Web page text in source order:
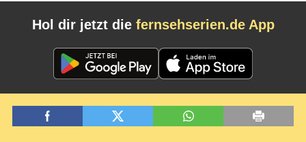
Hol dir jetzt die fernsehserien.de App